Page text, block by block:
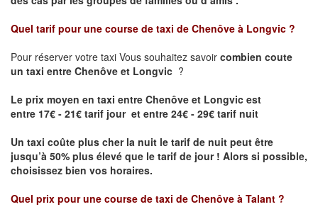
Quel tarif pour une course de taxi de Chenôve à Longvic ?
Pour réserver votre taxi Vous souhaitez savoir combien coute
un taxi entre Chenôve et Longvic ?
Le prix moyen en taxi entre Chenôve et Longvic est
entre 17€ - 21€ tarif jour et entre 24€ - 29€ tarif nuit
Un taxi coûte plus cher la nuit le tarif de nuit peut être
jusqu’à 50% plus élevé que le tarif de jour ! Alors si possible,
choisissez bien vos horaires.
Quel prix pour une course de taxi de Chenôve à Talant ?